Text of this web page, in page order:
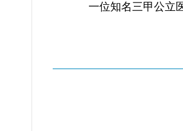
一位知名三甲公立